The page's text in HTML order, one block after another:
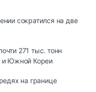
сократился на две
271 тыс. тонн
и Южной Кореи
на границе